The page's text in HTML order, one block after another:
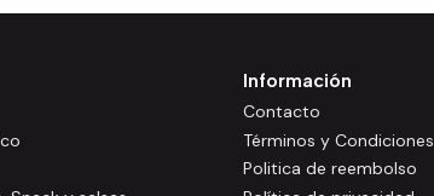
Información
Contacto
Términos y Condiciones
Politica de reembolso